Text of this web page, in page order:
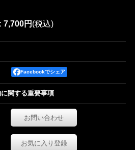
: 7,700円 (税込)
Facebookでシェア
関する重要事項
お問い合わせ
お気に入り登録